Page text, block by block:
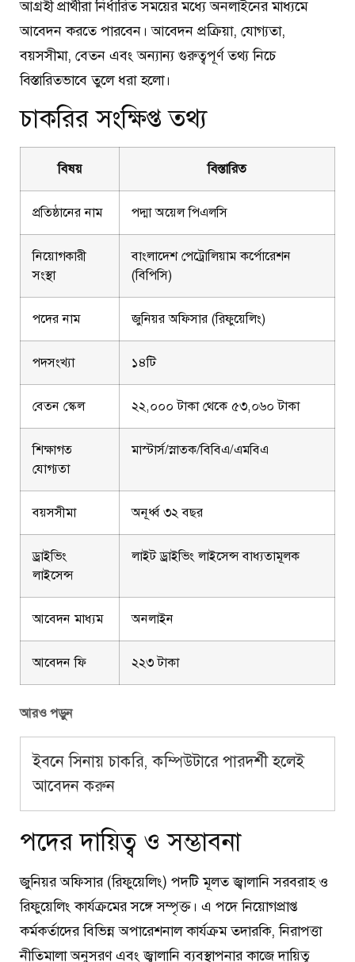
আগ্রহী প্রার্থীরা নির্ধারিত সময়ের মধ্যে অনলাইনের মাধ্যমে
আবেদন করতে পারবেন। আবেদন প্রক্রিয়া, যোগ্যতা,
বয়সসীমা, বেতন এবং অন্যান্য গুরুত্বপূর্ণ তথ্য নিচে
বিস্তারিতভাবে তুলে ধরা হলো।
চাকরির সংক্ষিপ্ত তথ্য
বিষয় বিস্তারিত
প্রতিষ্ঠানের নাম পদ্মা অয়েল পিএলসি
নিয়োগকারী
সংস্থা
বাংলাদেশ পেট্রোলিয়াম কর্পোরেশন
(বিপিসি)
পদের নাম জুনিয়র অফিসার (রিফুয়েলিং)
পদসংখ্যা ১৪টি
বেতন স্কেল ২২,০০০ টাকা থেকে ৫৩,০৬০ টাকা
শিক্ষাগত
যোগ্যতা
মাস্টার্স/স্নাতক/বিবিএ/এমবিএ
বয়সসীমা অনূর্ধ্ব ৩২ বছর
ড্রাইভিং
লাইসেন্স
লাইট ড্রাইভিং লাইসেন্স বাধ্যতামূলক
আবেদন মাধ্যম অনলাইন
আবেদন ফি ২২৩ টাকা
আরও পড়ুন
ইবনে সিনায় চাকরি, কম্পিউটারে পারদর্শী হলেই
আবেদন করুন
পদের দায়িত্ব ও সম্ভাবনা
জুনিয়র অফিসার (রিফুয়েলিং) পদটি মূলত জ্বালানি সরবরাহ ও
রিফুয়েলিং কার্যক্রমের সঙ্গে সম্পৃক্ত। এ পদে নিয়োগপ্রাপ্ত
কর্মকর্তাদের বিভিন্ন অপারেশনাল কার্যক্রম তদারকি, নিরাপত্তা
নীতিমালা অনুসরণ এবং জ্বালানি ব্যবস্থাপনার কাজে দায়িত্ব